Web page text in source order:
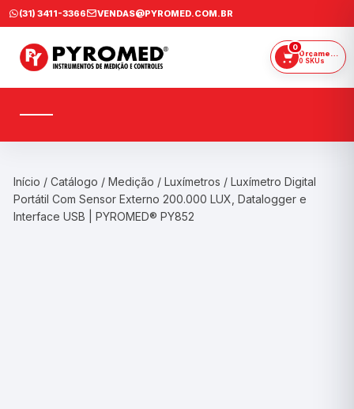
para
conteúdo
(31) 3411-3366 VENDAS@PYROMED.COM.BR
0
Orçamento
0 SKUs
Início /Catálogo /Medição /Luxímetros / Luxímetro Digital
Portátil Com Sensor Externo 200.000 LUX, Datalogger e
Interface USB | PYROMED® PY852